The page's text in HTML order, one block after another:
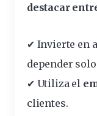
destacar
✔ Invierte en
depender
✔ Utiliza el
clientes.